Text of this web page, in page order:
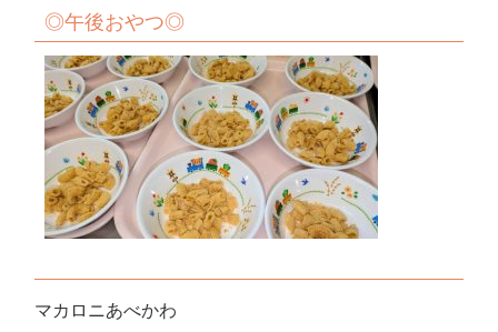
◎午後おやつ◎
マカロニあべかわ